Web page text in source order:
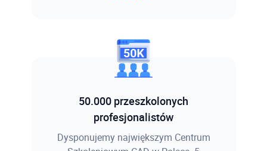
50.000 przeszkolonych
profesjonalistów
Dysponujemy największym Centrum